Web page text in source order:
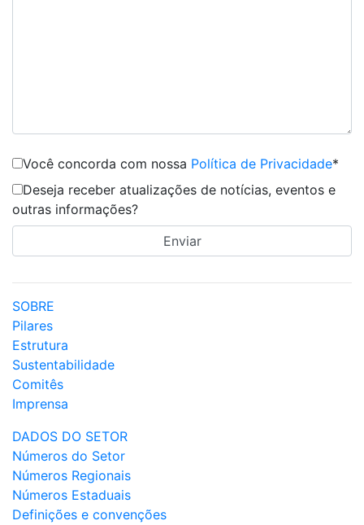
Você concorda com nossa Política de Privacidade*
Deseja receber atualizações de notícias, eventos e
outras informações?
SOBRE
Pilares
Estrutura
Sustentabilidade
Comitês
Imprensa
DADOS DO SETOR
Números do Setor
Números Regionais
Números Estaduais
Definições e convenções